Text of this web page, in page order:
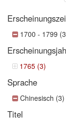
1700 - 1799
1765 (3)
Sprache
Chinesisch (3)
Titel